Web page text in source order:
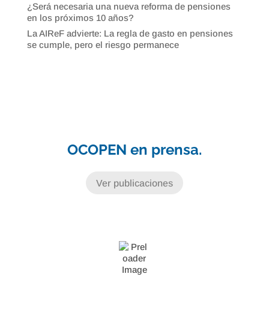
¿Será necesaria una nueva reforma de pensiones
en los próximos 10 años?
La AIReF advierte: La regla de gasto en pensiones
se cumple, pero el riesgo permanece
OCOPEN en prensa.
Ver publicaciones